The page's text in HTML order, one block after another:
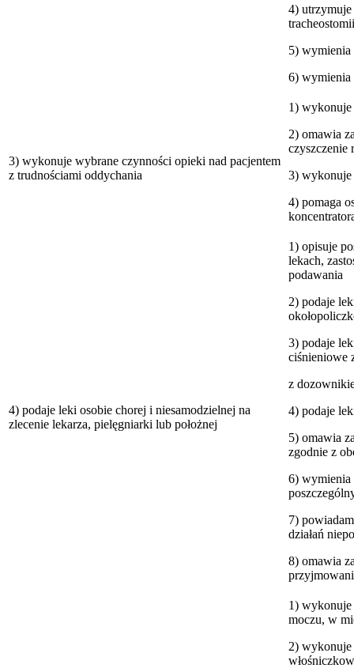
4) utrzymuje
5)
6) wymienia
3) wykonuje wybrane czynności opieki nad pacjentem
z trudnościami oddychania
1) wykonuje
2) omawia
czyszczenie
3) wykonuje
4) pomaga
4) podaje leki osobie chorej i niesamodzielnej na
zlecenie lekarza, pielęgniarki lub położnej
1) opisuje
lekach,
podawania
2) podaje
3) podaje
ciśnieniowe
z
4) podaje
5) omawia
zgodnie z
6) wymienia
7)
działań
8) omawia
1) wykonuje
moczu, w
2) wykonuje